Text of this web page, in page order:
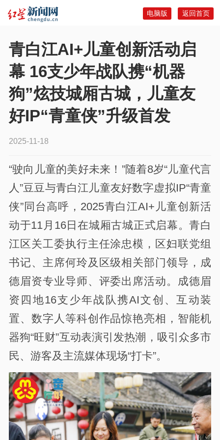
返回首页
电脑版
青白江AI+儿童创新活动启
幕 16支少年战队携“机器
狗”炫技城厢古城，儿童友
好IP“青童侠”升级首发
2025-11-18
“驶向儿童的美好未来！”随着8岁“儿童代言
人”豆豆与青白江儿童友好数字虚拟IP“青童
侠”同台高呼，2025青白江AI+儿童创新活
动于11月16日在城厢古城正式启幕。青白
江区关工委执行主任涂忠模，区妇联党组
书记、主席何玲及区级相关部门领导，成
德眉资专业导师、评委出席活动。成德眉
资四地16支少年战队携AI文创、互动装
置、数字人等科创作品惊艳亮相，智能机
器狗“旺财”互动表演引发热潮，吸引众多市
民、游客及主流媒体现场“打卡”。